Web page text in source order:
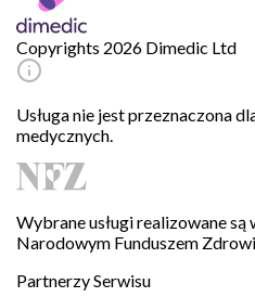
Copyrights 2026 Dimedic Ltd
Usługa nie jest przeznaczona
medycznych.
Wybrane usługi realizowane są
Narodowym Funduszem
Partnerzy Serwisu